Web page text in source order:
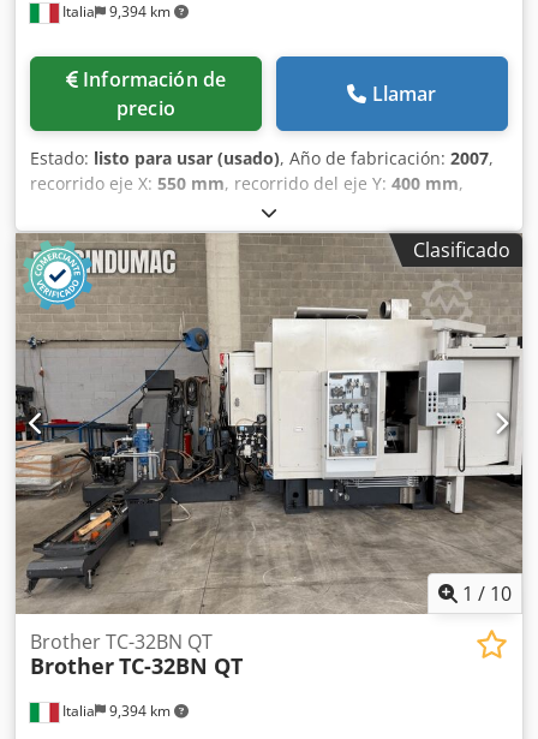
Italia 9,394 km
Información de
precio
Llamar
Estado: listo para usar (usado), Año de fabricación: 2007,
recorrido eje X: 550 mm, recorrido del eje Y: 400 mm,
, fabricante de controles:
BROTHER, altura total:2,360 mm, carga de la mesa:200
kg, peso total:4,600 kg , velocidad del cabezal (máx.):
12,000 rpm , Este Centro de Mecanizado Vertical Brother TC
32B fue construido en Japón en 2007. Equipado con una
unidad de control Brother, esta máquina incorpora 3 + 1
ejes y una mesa giratoria. Su husillo BT30 puede funcionar
con una velocidad de hasta 12000 rpm. Equipamiento
adicional • cinta transportadora de virutas • volante a
distancia • Plato giratorio Kitagawa Beneficios de la
máquina Cjdpfoyi Ehkjx Afuerf Ventajas técnicas de la
máquina • 3 + 1 eje • Portaherramientas: 26 posiciones
aleatorias • Avance rápido: 70-70-70 m/min • Palés: 2 / 600
x 425 Dimensions Machine Depth 3700 mm
Clasificado
1 / 10
Italia 9,394 km
Brother TC-32BN QT
BrotherTC-32BN QT